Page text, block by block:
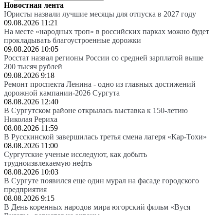
Новостная лента
Юристы назвали лучшие месяцы для отпуска в 2027 году
09.08.2026 11:21
На месте «народных троп» в российских парках можно будет
прокладывать благоустроенные дорожки
09.08.2026 10:05
Росстат назвал регионы России со средней зарплатой выше
200 тысяч рублей
09.08.2026 9:18
Ремонт проспекта Ленина - одно из главных достижений
дорожной кампании-2026 Сургута
08.08.2026 12:40
В Сургутском районе открылась выставка к 150-летию
Николая Рериха
08.08.2026 11:59
В Русскинской завершилась третья смена лагеря «Кар-Тохи»
08.08.2026 11:00
Сургутские ученые исследуют, как добыть
трудноизвлекаемую нефть
08.08.2026 10:03
В Сургуте появился еще один мурал на фасаде городского
предприятия
08.08.2026 9:15
В День коренных народов мира югорский фильм «Вуся